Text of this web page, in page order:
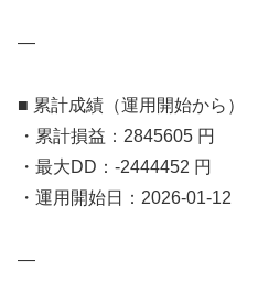
—
■ 累計成績（運用開始から）
・累計損益：2845605 円
・最大DD：-2444452 円
・運用開始日：2026-01-12
—